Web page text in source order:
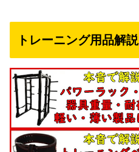
トレーニング用品解説